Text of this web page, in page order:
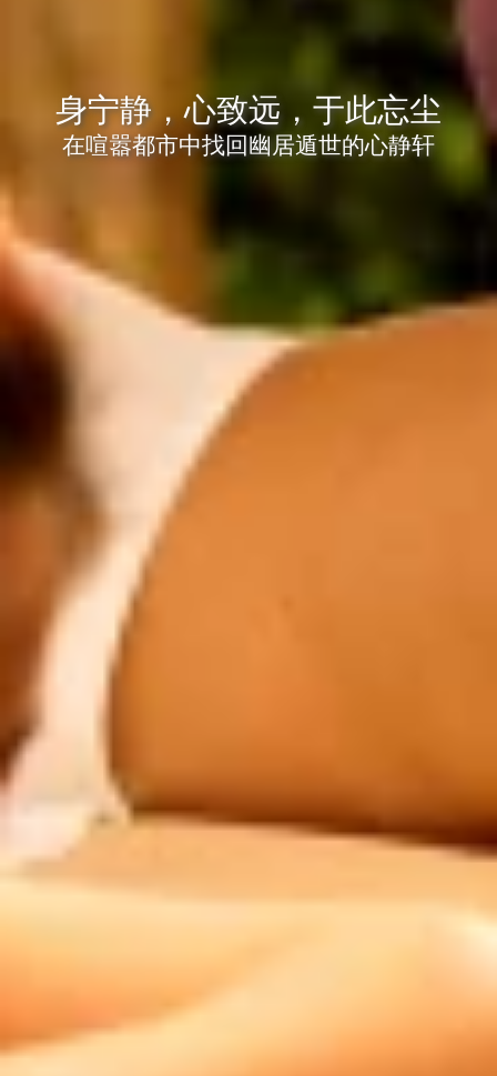
身宁静，心致远，于此忘尘
在喧嚣都市中找回幽居遁世的心静轩